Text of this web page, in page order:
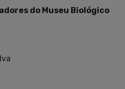
do Museu Biológico